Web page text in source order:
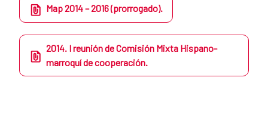
Map 2014 – 2016 (prorrogado).
2014. I reunión de Comisión Mixta Hispano-
marroquí de cooperación.